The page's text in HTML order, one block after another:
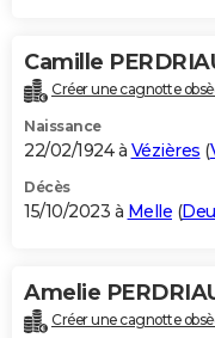
Camille
Créer une cagnotte
Naissance
22/02/1924 à Vézières (
Décès
15/10/2023 à Melle (
Amelie
Créer une cagnotte